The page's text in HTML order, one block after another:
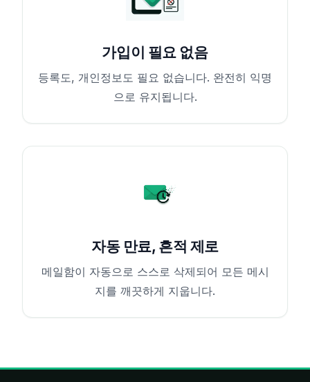
가입이 필요 없음
등록도, 개인정보도 필요 없습니다. 완전히 익명
으로 유지됩니다.
자동 만료, 흔적 제로
메일함이 자동으로 스스로 삭제되어 모든 메시
지를 깨끗하게 지웁니다.